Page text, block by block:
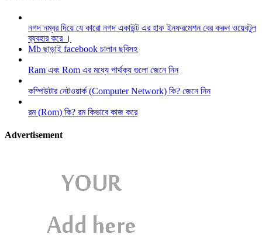
নগদ নম্বর দিয়ে যে কারো নগদ একাউন্ট এর হাফ ইনফরমেশন বের করুন ওয়েবটুল
ব্যবহার করে ।
Mb ছাড়াই facebook চালান ছবিসহ
Ram এবং Rom এর মধ্যে পার্থক্য গুলো জেনে নিন
কম্পিউটার নেটওয়ার্ক (Computer Network) কি? জেনে নিন
রম (Rom) কি? রম কিভাবে কাজ করে
Advertisement